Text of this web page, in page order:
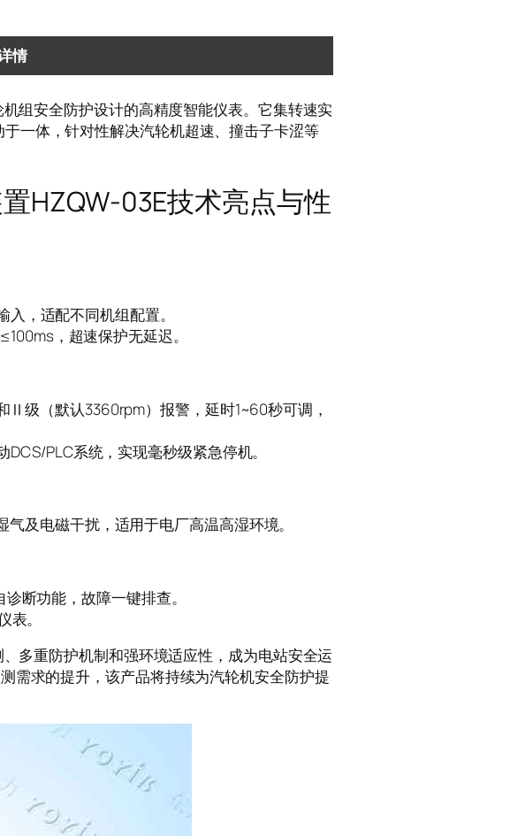
情
组安全防护设计的高精度智能仪表。它集转速实
一体，针对性解决汽轮机超速、撞击子卡涩等
HZQW-03E技术亮点与性
，适配不同机组配置。
，超速保护无延迟。
级（默认3360rpm）报警，延时1~60秒可调，
PLC系统，实现毫秒级紧急停机。
及电磁干扰，适用于电厂高温高湿环境。
断功能，故障一键排查。
。
多重防护机制和强环境适应性，成为电站安全运
需求的提升，该产品将持续为汽轮机安全防护提